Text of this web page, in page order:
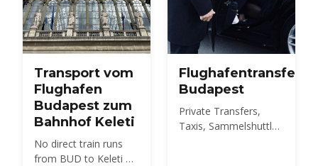
Transport vom
Flughafen
Budapest zum
Bahnhof Keleti
No direct train runs
from BUD to Keleti —
Flughafentransfers
Budapest
Private Transfers,
Taxis, Sammelshuttles